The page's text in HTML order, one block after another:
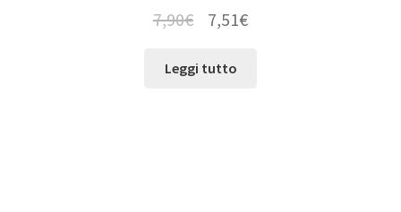
7,90€ 7,51€
Leggi tutto